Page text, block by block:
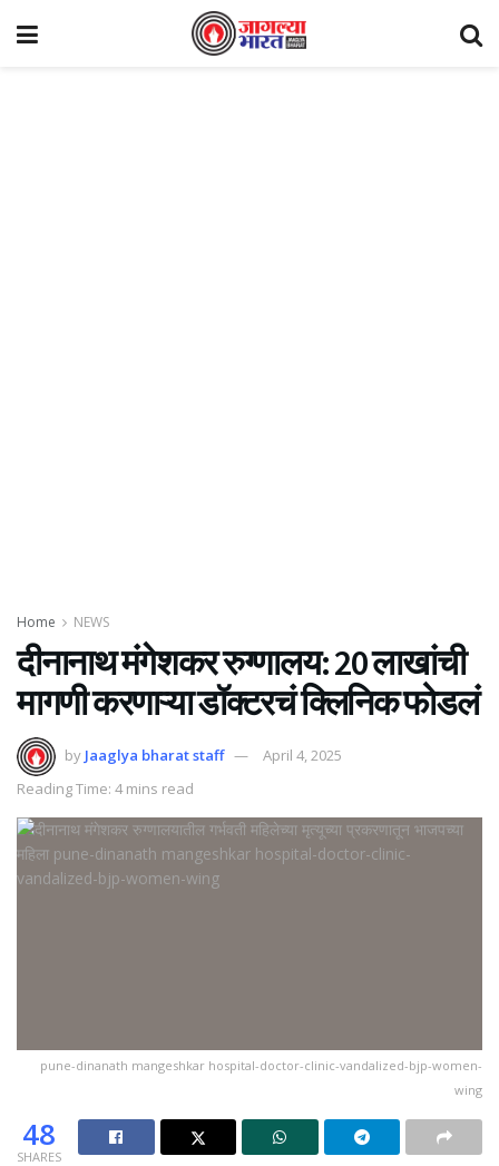
Home NEWS
दीनानाथ मंगेशकर रुग्णालय: 20 लाखांची
मागणी करणाऱ्या डॉक्टरचं क्लिनिक फोडलं
by Jaaglya bharat staff
April 4, 2025
Reading Time: 4 mins read
pune-dinanath mangeshkar hospital-doctor-clinic-vandalized-bjp-women-
wing
48
SHARES